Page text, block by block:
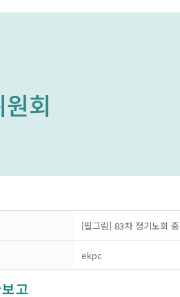
회
[필그림] 83차 정기노회
ekpc
고